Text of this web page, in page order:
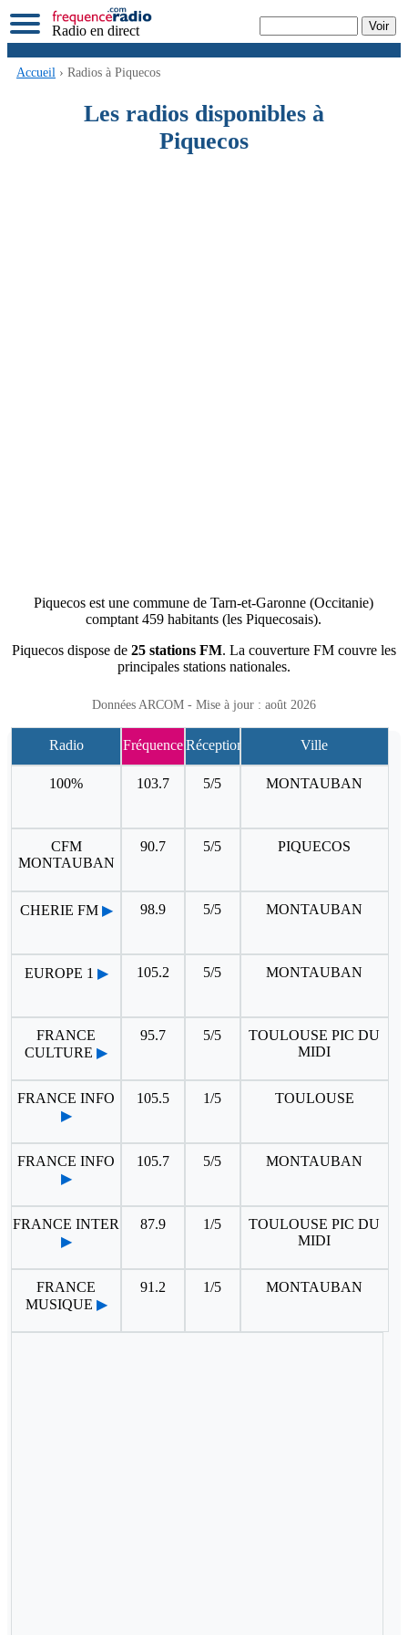
Radio en direct
Accueil › Radios à Piquecos
Les radios disponibles à
Piquecos
Piquecos est une commune de Tarn-et-Garonne (Occitanie)
comptant 459 habitants (les Piquecosais).
Piquecos dispose de 25 stations FM. La couverture FM couvre les
principales stations nationales.
Données ARCOM - Mise à jour : août 2026
Radio FréquenceRéception Ville
100% 103.7 5/5 MONTAUBAN
CFM
MONTAUBAN
90.7 5/5 PIQUECOS
CHERIE FM ▶ 98.9 5/5 MONTAUBAN
EUROPE 1 ▶ 105.2 5/5 MONTAUBAN
FRANCE
CULTURE ▶
95.7 5/5
TOULOUSE PIC DU
MIDI
FRANCE INFO
▶
105.5 1/5 TOULOUSE
FRANCE INFO
▶
105.7 5/5 MONTAUBAN
FRANCE INTER
▶
87.9 1/5
TOULOUSE PIC DU
MIDI
FRANCE
MUSIQUE ▶
91.2 1/5 MONTAUBAN